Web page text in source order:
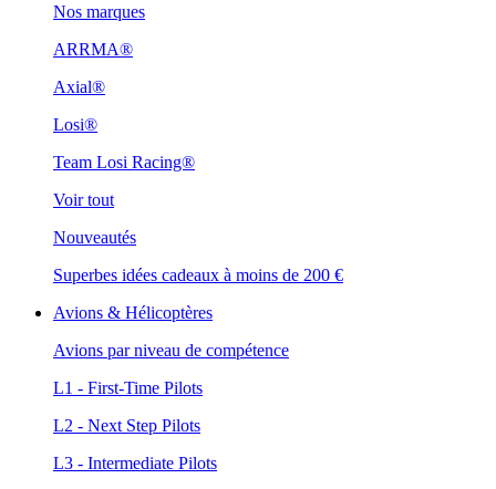
Nos marques
ARRMA®
Axial®
Losi®
Team Losi Racing®
Voir tout
Nouveautés
Superbes idées cadeaux à moins de 200 €
Avions & Hélicoptères
Avions par niveau de compétence
L1 - First-Time Pilots
L2 - Next Step Pilots
L3 - Intermediate Pilots